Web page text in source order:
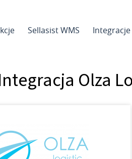
Sellasist WMS Integracje
Olza